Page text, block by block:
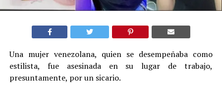
Una mujer venezolana, quien se desempeñaba como
estilista, fue asesinada en su lugar de trabajo,
presuntamente, por un sicario.